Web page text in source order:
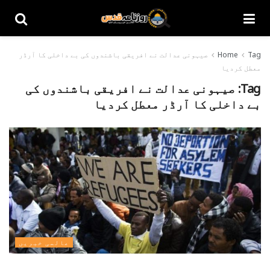
Home Tag
صیہونی عدالت نے افریقی باشندوں کی بے داخلی کا آرڈر
معطل کردیا
Tag: صیہونی عدالت نے افریقی باشندوں کی
بے داخلی کا آرڈر معطل کردیا
عالمی خبریں